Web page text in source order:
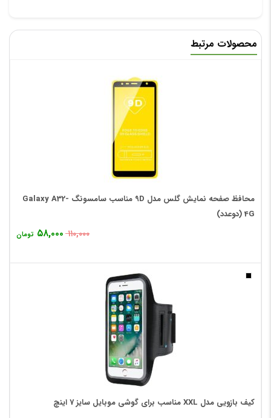
محصولات مرتبط
محافظ صفحه نمایش گلس مدل 9D مناسب سامسونگ Galaxy A32-
4G (دوعدد)
۱۱۰,۰۰۰ ۵۸,۰۰۰ تومان
کیف بازویی مدل XXL مناسب برای گوشی موبایل سایز 7 اینچ